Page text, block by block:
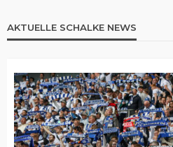
AKTUELLE SCHALKE NEWS